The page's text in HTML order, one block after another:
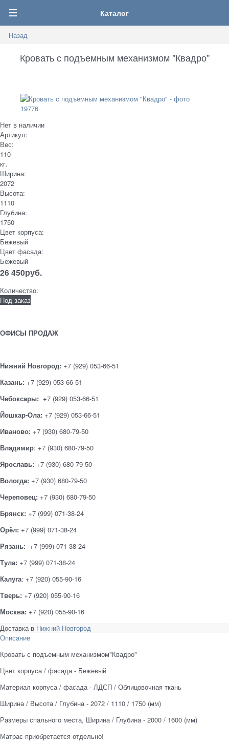
Каталог
Назад
Кровать с подъемным механизмом "Квадро"
Нет в наличии
Артикул:
Вес:
110
кг.
Ширина:
2072
Высота:
1110
Глубина:
1750
Цвет корпуса:
Бежевый
Цвет фасада:
Бежевый
26 450руб.
Количество:
Под заказ
ОФИСЫ ПРОДАЖ
Нижний Новгород: +7 (929) 053-66-51
Казань: +7 (929) 053-66-51
Чебоксары: +7 (929) 053-66-51
Йошкар-Ола: +7 (929) 053-66-51
Иваново: +7 (930) 680-79-50
Владимир: +7 (930) 680-79-50
Ярославь: +7 (930) 680-79-50
Вологда: +7 (930) 680-79-50
Череповец: +7 (930) 680-79-50
Брянск: +7 (999) 071-38-24
Орёл: +7 (999) 071-38-24
Рязань: +7 (999) 071-38-24
Тула: +7 (999) 071-38-24
Калуга: +7 (920) 055-90-16
Тверь: +7 (920) 055-90-16
Москва: +7 (920) 055-90-16
Доставка в Нижний Новгород
Описание
Кровать с подъемным механизмом"Квадро"
Цвет корпуса / фасада - Бежевый
Материал корпуса / фасада - ЛДСП / Облицовочная ткань
Ширина / Высота / Глубина - 2072 / 1110 / 1750 (мм)
Размеры спального места, Ширина / Глубина - 2000 / 1600 (мм)
Матрас приобретается отдельно!